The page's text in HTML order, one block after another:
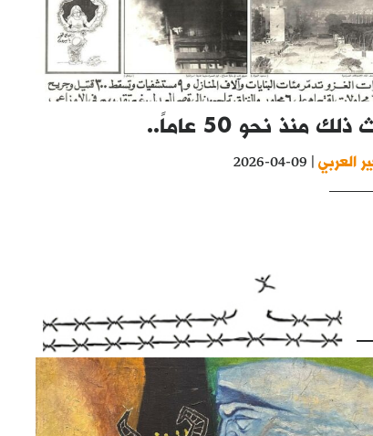
منذ نحو 50 عاماً..
العربي| 09-04-2026